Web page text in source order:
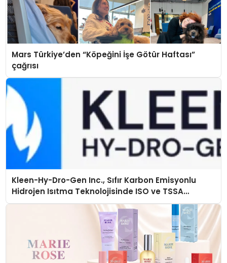
Mars Türkiye’den “Köpeğini İşe Götür Haftası”
çağrısı
Kleen-Hy-Dro-Gen Inc., Sıfır Karbon Emisyonlu
Hidrojen Isıtma Teknolojisinde ISO ve TSSA
Düzenleyici Onaylarını Aldı